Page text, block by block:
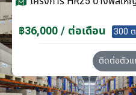
฿36,000 / ต่อเดือน 300
ติดต่อตัวแ